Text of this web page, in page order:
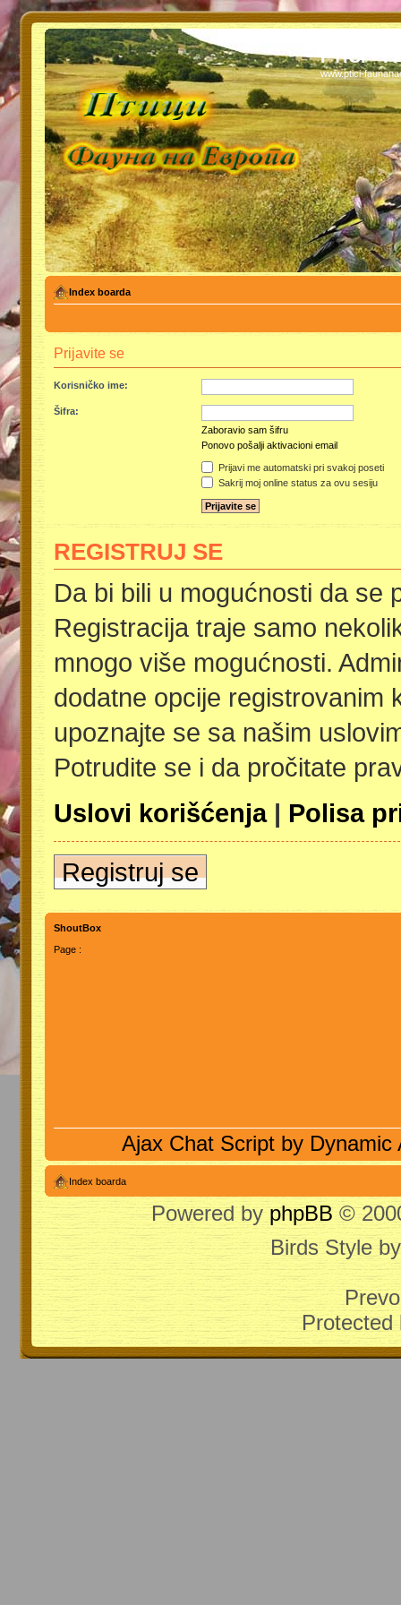
PTICI -
www.ptici-
Index boarda
Prijavite se
Korisničko ime:
Šifra:
Zaboravio sam šifru
Ponovo pošalji aktivacioni email
Prijavi me automatski pri svakoj poseti
Sakrij moj online status za ovu sesiju
REGISTRUJ SE
Da bi bili u mogućnosti da se
Registracija traje samo
mnogo više mogućnosti.
dodatne opcije registrovanim
upoznajte se sa našim
Potrudite se i da pročitate
Uslovi korišćenja| Polisa
Registruj se
ShoutBox
Page :
Ajax Chat Script by Dynamic
Index boarda
Powered byphpBB ©
Birds Style